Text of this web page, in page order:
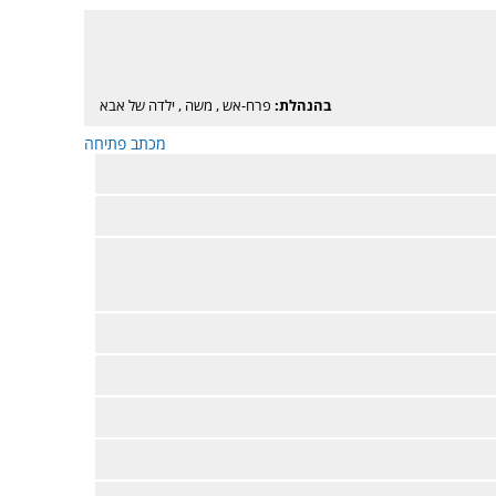
בהנהלת: פרח-אש, משה , ילדה של אבא
מכתב פתיחה